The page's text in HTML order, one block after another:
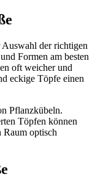
der richtigen
Formen am besten
oft weicher und
eckige Töpfe einen
Pflanzkübeln.
Töpfen können
Raum optisch